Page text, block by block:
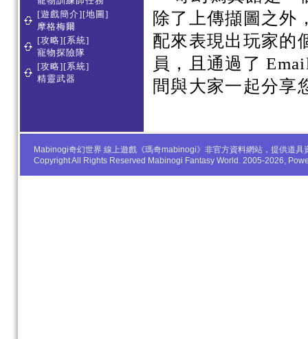
[遊戲簡介][地圖]
摩格梅爾
[攻略][系統]
寵物探險隊
[攻略][系統]
精靈武器
除了上傳擷圖之外
配來表現出玩家的
員，且通過了
間與大家一起分享
Mabinogi奇幻世界 線上遊戲《瑪奇mabinogi》非官方資料網站，提供道
Copyright All Rights Reserved Mabinogi Fantasy World. 2005-2026,